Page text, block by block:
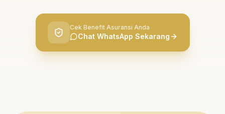
Cek Benefit Asuransi Anda
Chat WhatsApp Sekarang